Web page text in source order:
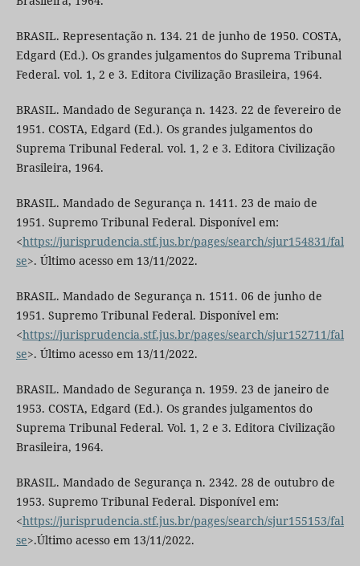
BRASIL. Representação n. 134. 21 de junho de 1950. COSTA,
Edgard (Ed.). Os grandes julgamentos do Suprema Tribunal
Federal. vol. 1, 2 e 3. Editora Civilização Brasileira, 1964.
BRASIL. Mandado de Segurança n. 1423. 22 de fevereiro de
1951. COSTA, Edgard (Ed.). Os grandes julgamentos do
Suprema Tribunal Federal. vol. 1, 2 e 3. Editora Civilização
Brasileira, 1964.
BRASIL. Mandado de Segurança n. 1411. 23 de maio de
1951. Supremo Tribunal Federal. Disponível em:
<https://jurisprudencia.stf.jus.br/pages/search/sjur154831/fal
se>. Último acesso em 13/11/2022.
BRASIL. Mandado de Segurança n. 1511. 06 de junho de
1951. Supremo Tribunal Federal. Disponível em:
<https://jurisprudencia.stf.jus.br/pages/search/sjur152711/fal
se>. Último acesso em 13/11/2022.
BRASIL. Mandado de Segurança n. 1959. 23 de janeiro de
1953. COSTA, Edgard (Ed.). Os grandes julgamentos do
Suprema Tribunal Federal. Vol. 1, 2 e 3. Editora Civilização
Brasileira, 1964.
BRASIL. Mandado de Segurança n. 2342. 28 de outubro de
1953. Supremo Tribunal Federal. Disponível em:
<https://jurisprudencia.stf.jus.br/pages/search/sjur155153/fal
se>.Último acesso em 13/11/2022.